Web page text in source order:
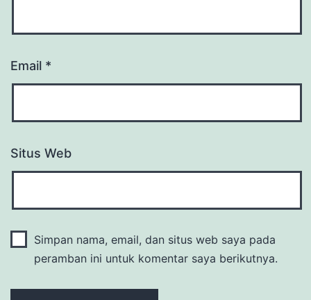
Email *
Situs Web
Simpan nama, email, dan situs web saya pada
peramban ini untuk komentar saya berikutnya.